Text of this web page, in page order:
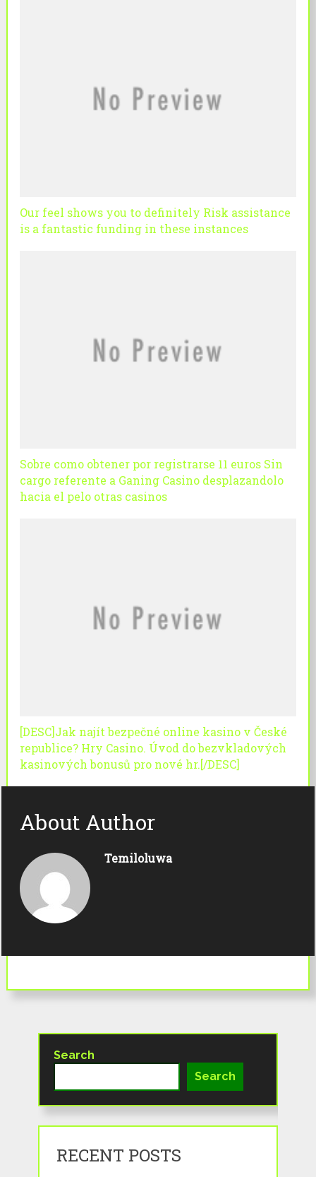
Our feel shows you to definitely Risk assistance
is a fantastic funding in these instances
Sobre como obtener por registrarse 11 euros Sin
cargo referente a Ganing Casino desplazandolo
hacia el pelo otras casinos
[DESC]Jak najít bezpečné online kasino v České
republice? Hry Casino. Úvod do bezvkladových
kasinových bonusů pro nové hr.[/DESC]
About Author
Temiloluwa
Search
Search
RECENT POSTS